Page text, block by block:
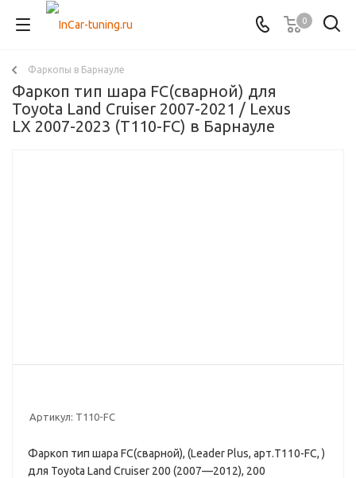
0
Фаркопы в Барнауле
Фаркоп тип шара FC(сварной) для
Toyota Land Cruiser 2007-2021 / Lexus
LX 2007-2023 (T110-FC) в Барнауле
Артикул: T110-FC
Фаркоп тип шара FC(сварной), (Leader Plus, арт.T110-FC, )
для Toyota Land Cruiser 200 (2007—2012), 200